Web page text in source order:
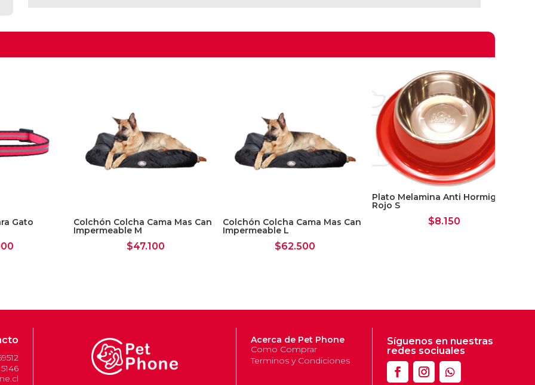
Gato Colchón Colcha Cama Mas Can
Impermeable M
$47.100
Colchón Colcha Cama Mas Can
Impermeable L
$62.500
Plato Melamina Anti Hormigas
Rojo S
$8.150
Acerca de Pet Phone
Como Comprar
Terminos y Condiciones
Síguenos en nuestras
redes sociuales